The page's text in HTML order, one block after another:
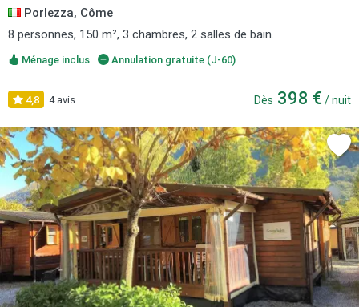
Porlezza, Côme
8 personnes, 150 m², 3 chambres, 2 salles de bain.
Ménage inclus Annulation gratuite (J-60)
4,8 4 avis Dès 398 € / nuit